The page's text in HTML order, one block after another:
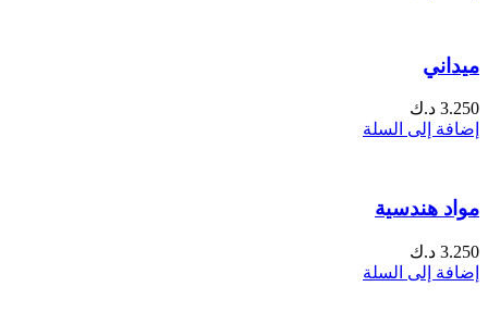
ميداني
3.250 د.ك
إضافة إلى السلة
مواد هندسية
3.250 د.ك
إضافة إلى السلة